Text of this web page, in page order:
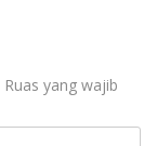
Ruas yang wajib